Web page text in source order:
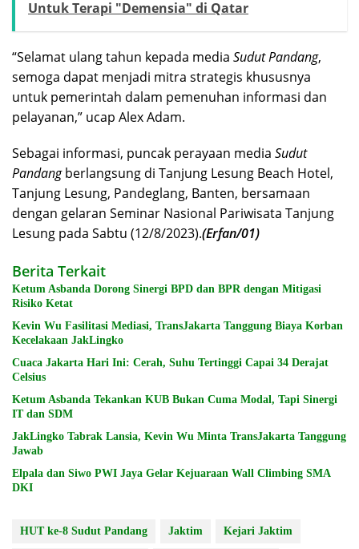
Untuk Terapi "Demensia" di Qatar
“Selamat ulang tahun kepada media Sudut Pandang,
semoga dapat menjadi mitra strategis khususnya
untuk pemerintah dalam pemenuhan informasi dan
pelayanan,” ucap Alex Adam.
Sebagai informasi, puncak perayaan media Sudut
Pandangberlangsung di Tanjung Lesung Beach Hotel,
Tanjung Lesung, Pandeglang, Banten, bersamaan
dengan gelaran Seminar Nasional Pariwisata Tanjung
Lesung pada Sabtu (12/8/2023).(Erfan/01)
Berita Terkait
Ketum Asbanda Dorong Sinergi BPD dan BPR dengan Mitigasi
Risiko Ketat
Kevin Wu Fasilitasi Mediasi, TransJakarta Tanggung Biaya Korban
Kecelakaan JakLingko
Cuaca Jakarta Hari Ini: Cerah, Suhu Tertinggi Capai 34 Derajat
Celsius
Ketum Asbanda Tekankan KUB Bukan Cuma Modal, Tapi Sinergi
IT dan SDM
JakLingko Tabrak Lansia, Kevin Wu Minta TransJakarta Tanggung
Jawab
Elpala dan Siwo PWI Jaya Gelar Kejuaraan Wall Climbing SMA
DKI
HUT ke-8 Sudut Pandang Jaktim Kejari Jaktim